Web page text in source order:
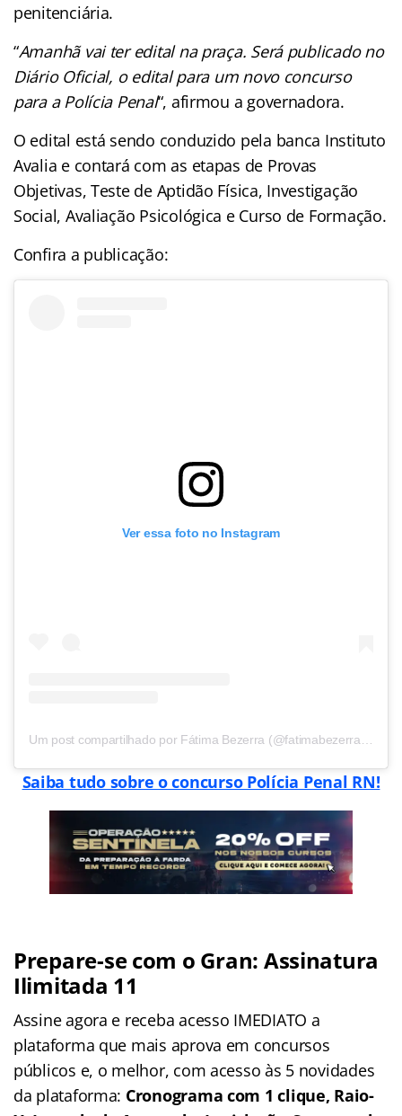
penitenciária.
“Amanhã vai ter edital na praça. Será publicado no
Diário Oficial, o edital para um novo concurso
para a Polícia Penal“, afirmou a governadora.
O edital está sendo conduzido pela banca Instituto
Avalia e contará com as etapas de Provas
Objetivas, Teste de Aptidão Física, Investigação
Social, Avaliação Psicológica e Curso de Formação.
Confira a publicação:
Ver essa foto no Instagram
Um post compartilhado por Fátima Bezerra (@fatimabezerra13)
Saiba tudo sobre o concurso Polícia Penal RN!
Prepare-se com o Gran: Assinatura
Ilimitada 11
Assine agora e receba acesso IMEDIATO a
plataforma que mais aprova em concursos
públicos e, o melhor, com acesso às 5 novidades
da plataforma: Cronograma com 1 clique, Raio-